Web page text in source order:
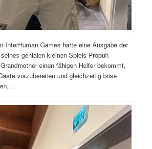
InterHuman Games hatte eine Ausgabe der
genialen kleinen Spiels Propuh
einen fähigen Helfer bekommt,
vorzubereiten und gleichzeitig böse